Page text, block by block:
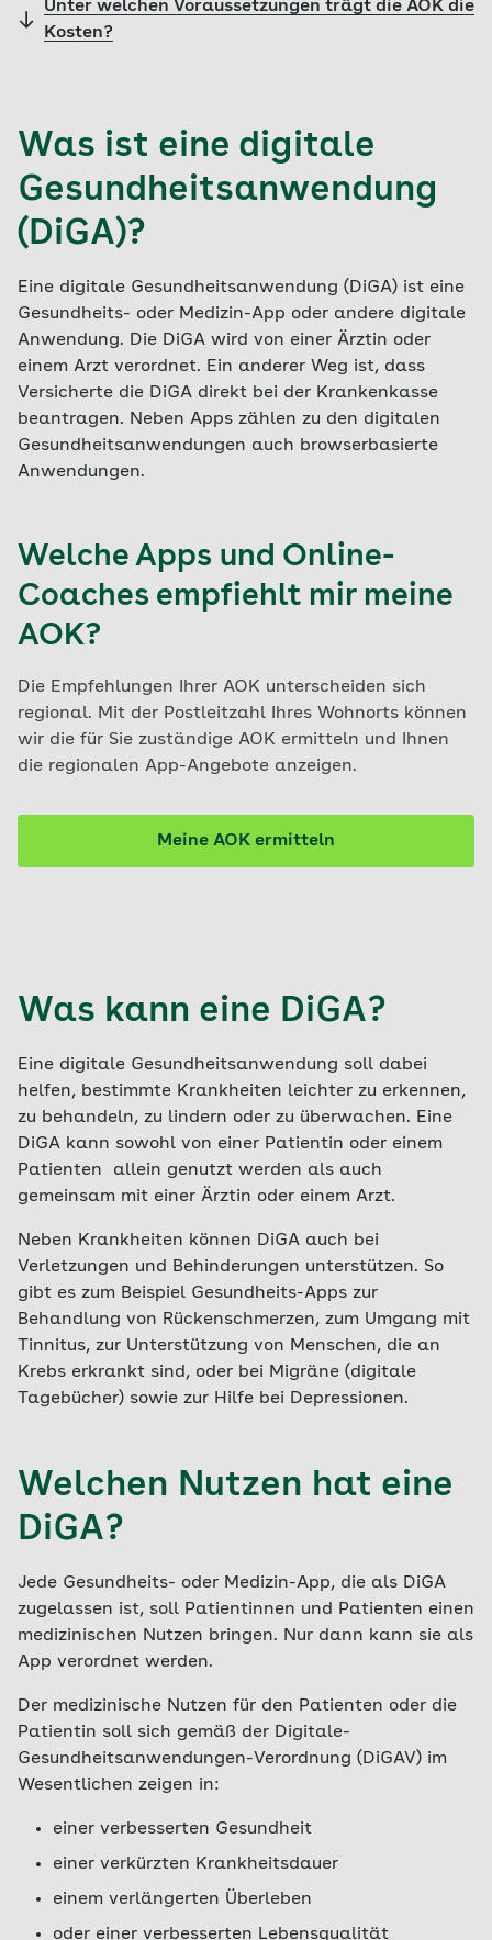
Unter welchen Voraussetzungen trägt die AOK die
Kosten?
Was ist eine digitale
Gesundheitsanwendung
(DiGA)?
Eine digitale Gesundheitsanwendung (DiGA) ist eine
Gesundheits- oder Medizin-App oder andere digitale
Anwendung. Die DiGA wird von einer Ärztin oder
einem Arzt verordnet. Ein anderer Weg ist, dass
Versicherte die DiGA direkt bei der Krankenkasse
beantragen. Neben Apps zählen zu den digitalen
Gesundheitsanwendungen auch browserbasierte
Anwendungen.
Welche Apps und Online-
Coaches empfiehlt mir meine
AOK?
Die Empfehlungen Ihrer AOK unterscheiden sich
regional. Mit der Postleitzahl Ihres Wohnorts können
wir die für Sie zuständige AOK ermitteln und Ihnen
die regionalen App-Angebote anzeigen.
Meine AOK ermitteln
Was kann eine DiGA?
Eine digitale Gesundheitsanwendung soll dabei
helfen, bestimmte Krankheiten leichter zu erkennen,
zu behandeln, zu lindern oder zu überwachen. Eine
DiGA kann sowohl von einer Patientin oder einem
Patienten allein genutzt werden als auch
gemeinsam mit einer Ärztin oder einem Arzt.
Neben Krankheiten können DiGA auch bei
Verletzungen und Behinderungen unterstützen. So
gibt es zum Beispiel Gesundheits-Apps zur
Behandlung von Rückenschmerzen, zum Umgang mit
Tinnitus, zur Unterstützung von Menschen, die an
Krebs erkrankt sind, oder bei Migräne (digitale
Tagebücher) sowie zur Hilfe bei Depressionen.
Welchen Nutzen hat eine
DiGA?
Jede Gesundheits- oder Medizin-App, die als DiGA
zugelassen ist, soll Patientinnen und Patienten einen
medizinischen Nutzen bringen. Nur dann kann sie als
App verordnet werden.
Der medizinische Nutzen für den Patienten oder die
Patientin soll sich gemäß der Digitale-
Gesundheitsanwendungen-Verordnung (DiGAV) im
Wesentlichen zeigen in:
einer verbesserten Gesundheit
einer verkürzten Krankheitsdauer
einem verlängerten Überleben
oder einer verbesserten Lebensqualität